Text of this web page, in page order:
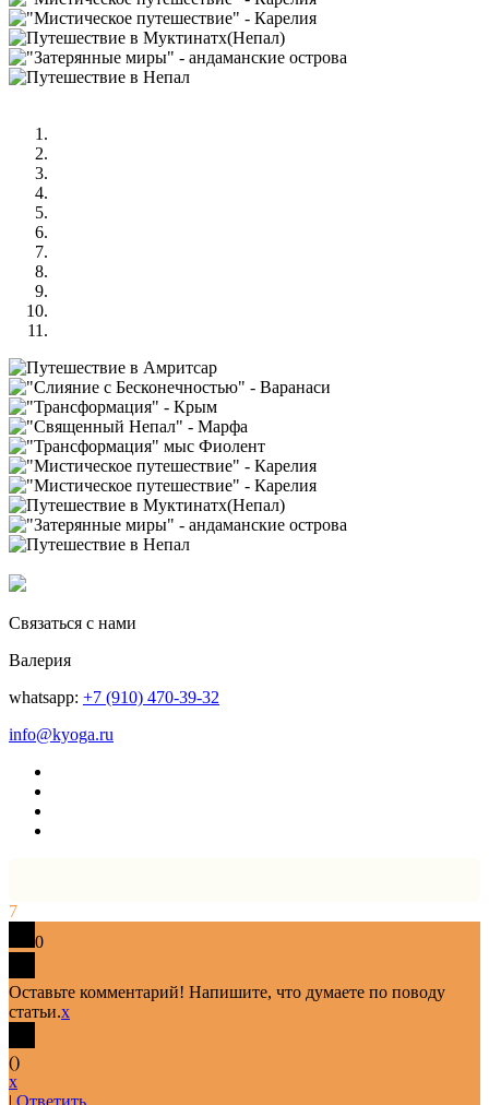
Связаться с нами
Валерия
whatsapp: +7 (910) 470-39-32
info@kyoga.ru
7
0
Оставьте комментарий! Напишите, что думаете по поводу
статьи.x
()
x
| Ответить